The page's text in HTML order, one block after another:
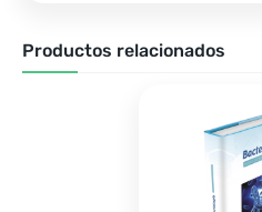
Productos relacionados